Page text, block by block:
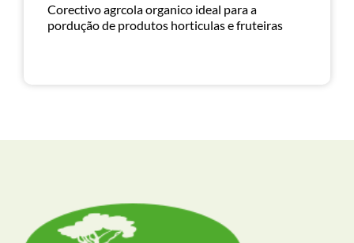
Corectivo agrcola organico ideal para a
pordução de produtos horticulas e fruteiras